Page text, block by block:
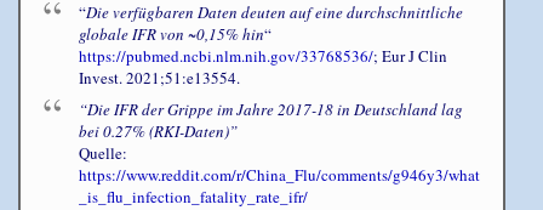
“Die verfügbaren Daten deuten auf eine durchschnittliche
globale IFR von ~0,15% hin“
https://pubmed.ncbi.nlm.nih.gov/33768536/; Eur J Clin
Invest. 2021;51:e13554.
“Die IFR der Grippe im Jahre 2017-18 in Deutschland lag
bei 0.27% (RKI-Daten)”
Quelle:
https://www.reddit.com/r/China_Flu/comments/g946y3/what
_is_flu_infection_fatality_rate_ifr/